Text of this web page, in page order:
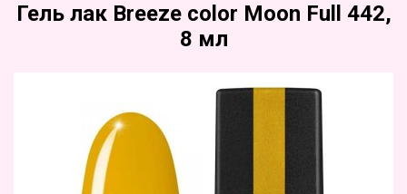
Гель лак Breeze color Moon Full 442,
8 мл